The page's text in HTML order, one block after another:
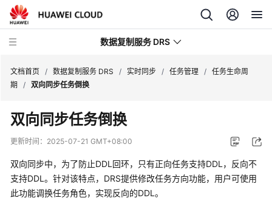
数据复制服务 DRS
新
动
产
品
文档首页 / 数据复制服务 DRS / 实时同步 / 任务管理 / 任务生命周
期
/ 双向同步任务倒换
双向同步任务倒换
更新时间： 2025-07-21 GMT+08:00
双向同步中，为了防止DDL回环，只有正向任务支持DDL，反向不
支持DDL。针对该特点，DRS提供修改任务方向功能，用户可使用
此功能调换任务角色，实现反向的DDL。